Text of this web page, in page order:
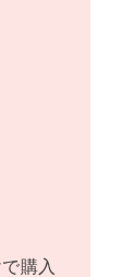
購入